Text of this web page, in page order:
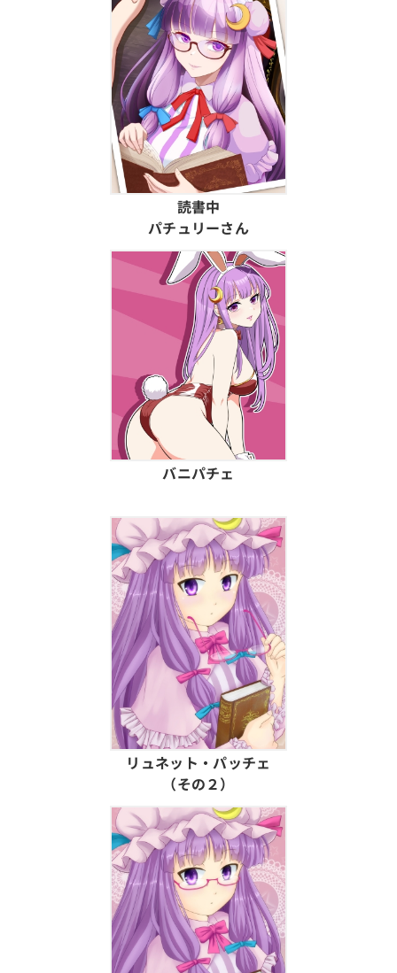
読書中
パチュリーさん
バニパチェ
リュネット・パッチェ
（その２）